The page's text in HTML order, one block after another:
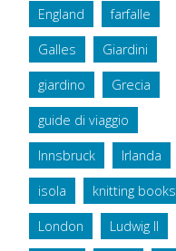
England farfalle
Galles Giardini
giardino Grecia
guide di viaggio
Innsbruck Irlanda
isola knitting books
London Ludwig II